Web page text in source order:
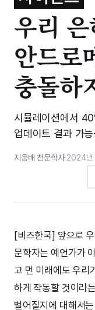
우리
안드로
충돌하
시뮬레이션에서
업데이트 결과 가
지웅배 천문학자·2024년
[비즈한국] 앞으로
문학자는 예언가가
고 먼 미래에도 우리
하게 작동할 것이라
벌어질지에 대해서